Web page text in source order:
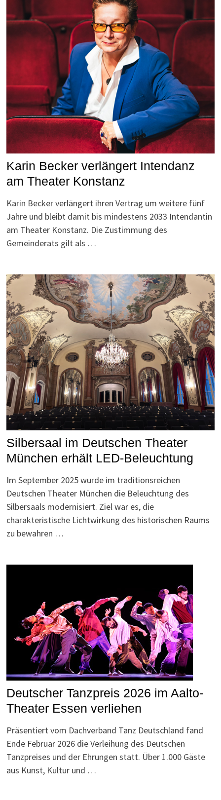
Karin Becker verlängert Intendanz
am Theater Konstanz
Karin Becker verlängert ihren Vertrag um weitere fünf
Jahre und bleibt damit bis mindestens 2033 Intendantin
am Theater Konstanz. Die Zustimmung des
Gemeinderats gilt als …
Silbersaal im Deutschen Theater
München erhält LED-Beleuchtung
Im September 2025 wurde im traditionsreichen
Deutschen Theater München die Beleuchtung des
Silbersaals modernisiert. Ziel war es, die
charakteristische Lichtwirkung des historischen Raums
zu bewahren …
Deutscher Tanzpreis 2026 im Aalto-
Theater Essen verliehen
Präsentiert vom Dachverband Tanz Deutschland fand
Ende Februar 2026 die Verleihung des Deutschen
Tanzpreises und der Ehrungen statt. Über 1.000 Gäste
aus Kunst, Kultur und …